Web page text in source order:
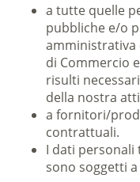
a tutte quelle
pubbliche e/o
amministrativa
di Commercio
risulti
della nostra
a fornitori/
contrattuali.
I dati
sono soggetti